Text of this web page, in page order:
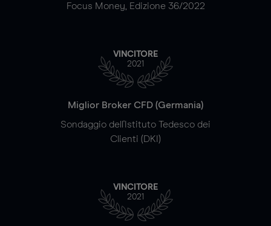
Focus Money, Edizione 36/2022
VINCITORE
2021
Miglior Broker CFD (Germania)
Sondaggio dell'Istituto Tedesco dei
Clienti (DKI)
VINCITORE
2021